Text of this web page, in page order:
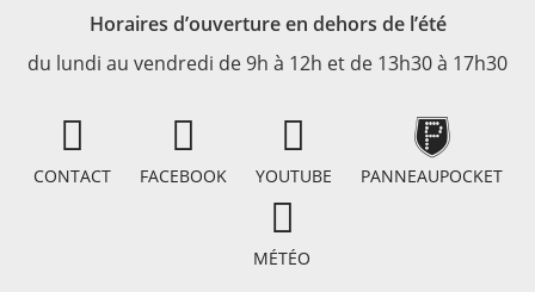
Horaires d’ouverture en dehors de l’été
du lundi au vendredi de 9h à 12h et de 13h30 à 17h30
CONTACT FACEBOOK YOUTUBE PANNEAUPOCKET
MÉTÉO